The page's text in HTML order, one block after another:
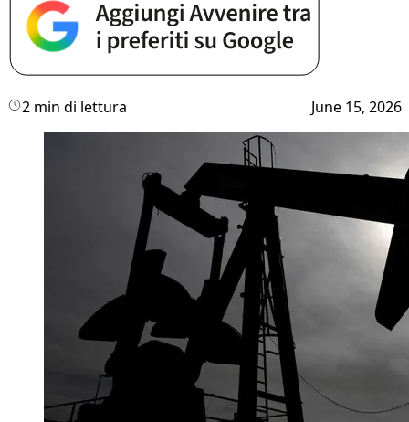
2 min di lettura June 15, 2026